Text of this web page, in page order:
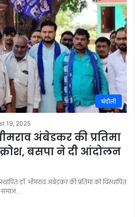
चंदौली
19, 2025
अंबेडकर की प्रतिमा
बसपा ने दी आंदोलन
डॉ. भीमराव अंबेडकर की प्रतिमा को विस्थापित
समाज…